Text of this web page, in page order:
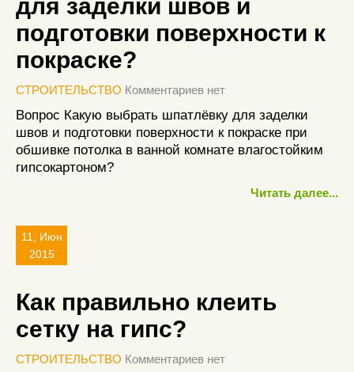
для заделки швов и
подготовки поверхности к
покраске?
СТРОИТЕЛЬСТВО Комментариев нет
Вопрос Какую выбрать шпатлёвку для заделки
швов и подготовки поверхности к покраске при
обшивке потолка в ванной комнате влагостойким
гипсокартоном?
Читать далее...
11, Июн
2015
Как правильно клеить
сетку на гипс?
СТРОИТЕЛЬСТВО Комментариев нет